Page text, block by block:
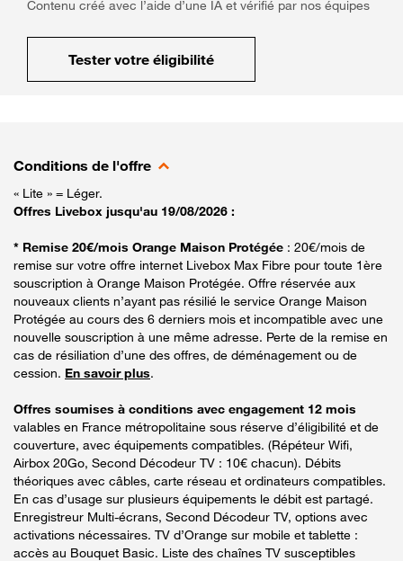
Contenu créé avec l’aide d’une IA et vérifié par nos équipes
Tester votre éligibilité
Conditions de l'offre
« Lite » = Léger.
Offres Livebox jusqu'au 19/08/2026 :
* Remise 20€/mois Orange Maison Protégée : 20€/mois de
remise sur votre offre internet Livebox Max Fibre pour toute 1ère
souscription à Orange Maison Protégée. Offre réservée aux
nouveaux clients n’ayant pas résilié le service Orange Maison
Protégée au cours des 6 derniers mois et incompatible avec une
nouvelle souscription à une même adresse. Perte de la remise en
cas de résiliation d’une des offres, de déménagement ou de
cession. En savoir plus.
Offres soumises à conditions avec engagement 12 mois
valables en France métropolitaine sous réserve d’éligibilité et de
couverture, avec équipements compatibles. (Répéteur Wifi,
Airbox 20Go, Second Décodeur TV : 10€ chacun). Débits
théoriques avec câbles, carte réseau et ordinateurs compatibles.
En cas d’usage sur plusieurs équipements le débit est partagé.
Enregistreur Multi-écrans, Second Décodeur TV, options avec
activations nécessaires. TV d’Orange sur mobile et tablette :
accès au Bouquet Basic. Liste des chaînes TV susceptibles